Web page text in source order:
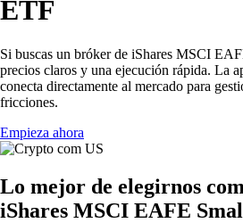
ETF
Si buscas un bróker de iShares MSCI
precios claros y una ejecución rápida. La
conecta directamente al mercado para
fricciones.
Empieza ahora
Lo mejor de elegirnos
iShares MSCI EAFE